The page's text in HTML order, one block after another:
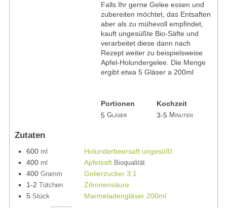
Falls Ihr gerne Gelee essen und
zubereiten möchtet, das Entsaften
aber als zu mühevoll empfindet,
kauft ungesüßte Bio-Säfte und
verarbeitet diese dann nach
Rezept weiter zu beispielsweise
Apfel-Holundergelee. Die Menge
ergibt etwa 5 Gläser a 200ml
Portionen
5 Gläser
Kochzeit
3-5 Minuten
Zutaten
600 ml
Holunderbeersaft ungesüßt
400 ml Apfelsaft Bioqualität
400 Gramm
Gelierzucker 3:1
1-2
Tütchen
Zitronensäure
5 Stück Marmeladengläser 200ml